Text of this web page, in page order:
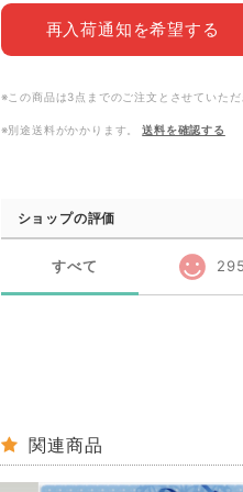
再入荷通知を希望する
※この商品は3点までのご注文とさせていただ
※別途送料がかかります。 送料を確認する
ショップの評価
すべて 295
関連商品